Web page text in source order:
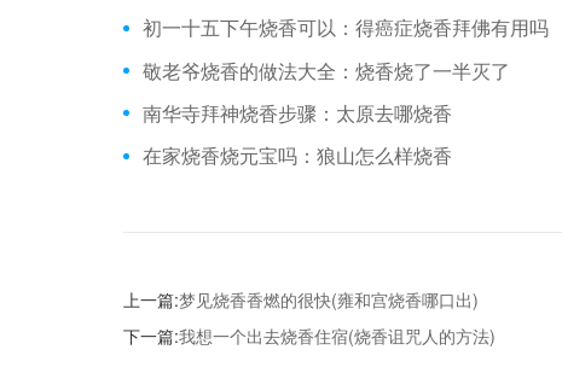
初一十五下午烧香可以：得癌症烧香拜佛有用吗
敬老爷烧香的做法大全：烧香烧了一半灭了
南华寺拜神烧香步骤：太原去哪烧香
在家烧香烧元宝吗：狼山怎么样烧香
上一篇:梦见烧香香燃的很快(雍和宫烧香哪口出)
下一篇:我想一个出去烧香住宿(烧香诅咒人的方法)